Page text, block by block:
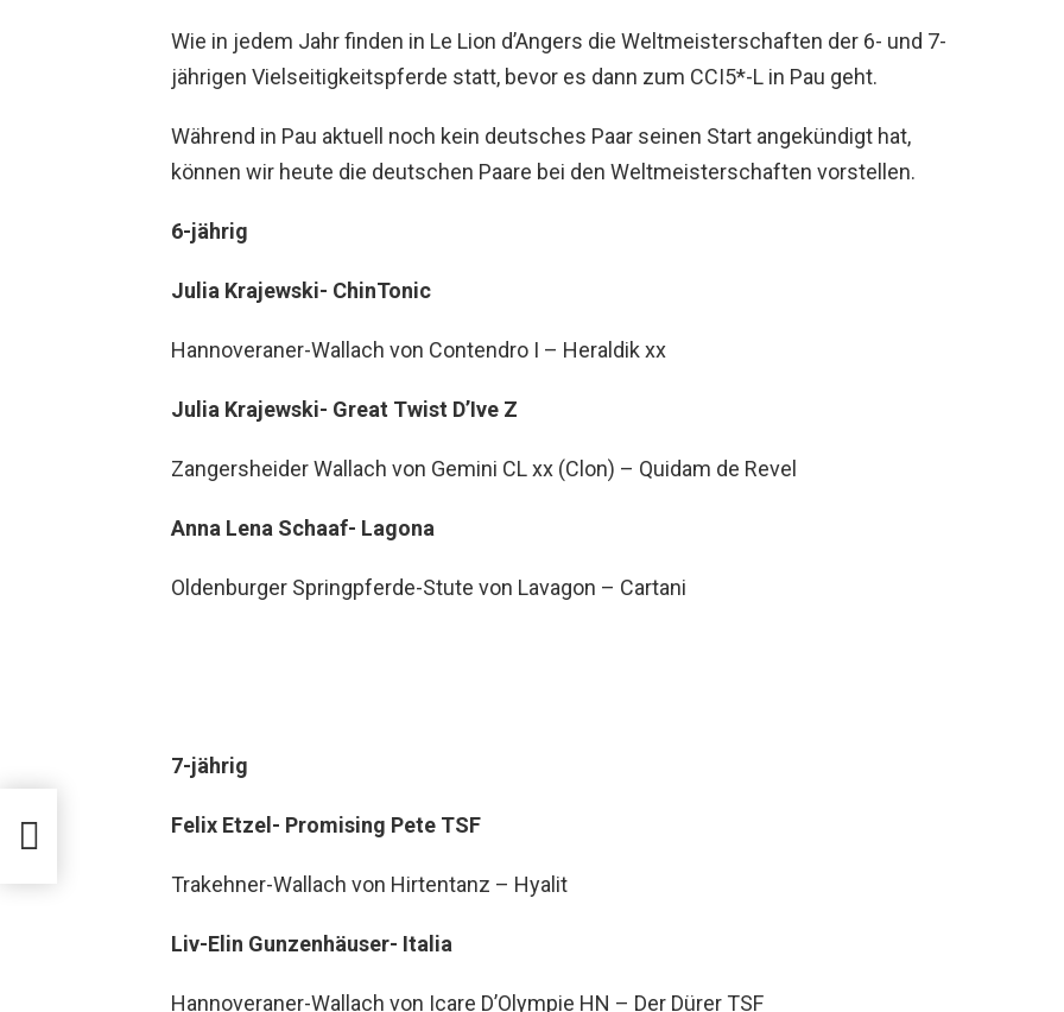
Wie in jedem Jahr finden in Le Lion d’Angers die Weltmeisterschaften der 6- und 7-
jährigen Vielseitigkeitspferde statt, bevor es dann zum CCI5*-L in Pau geht.
Während in Pau aktuell noch kein deutsches Paar seinen Start angekündigt hat,
können wir heute die deutschen Paare bei den Weltmeisterschaften vorstellen.
6-jährig
Julia Krajewski- ChinTonic
Hannoveraner-Wallach von Contendro I – Heraldik xx
Julia Krajewski- Great Twist D’Ive Z
Zangersheider Wallach von Gemini CL xx (Clon) – Quidam de Revel
Anna Lena Schaaf- Lagona
Oldenburger Springpferde-Stute von Lavagon – Cartani
7-jährig
Felix Etzel- Promising Pete TSF
Trakehner-Wallach von Hirtentanz – Hyalit
Liv-Elin Gunzenhäuser- Italia
Hannoveraner-Wallach von Icare D’Olympie HN – Der Dürer TSF